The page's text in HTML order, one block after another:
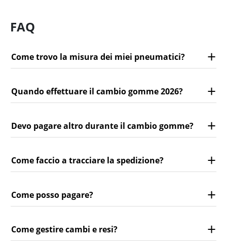
FAQ
Come trovo la misura dei miei pneumatici?
Quando effettuare il cambio gomme 2026?
Devo pagare altro durante il cambio gomme?
Come faccio a tracciare la spedizione?
Come posso pagare?
Come gestire cambi e resi?